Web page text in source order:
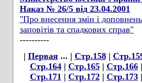
Наказ № 26/5 від 23.04.2001
"Про внесення змін і
заповітів та спадкових справ"
----------
| Первая... | Стр.158|
Стр.164| Стр.165| Стр.166
Стр.171 | Стр.172| Стр.173